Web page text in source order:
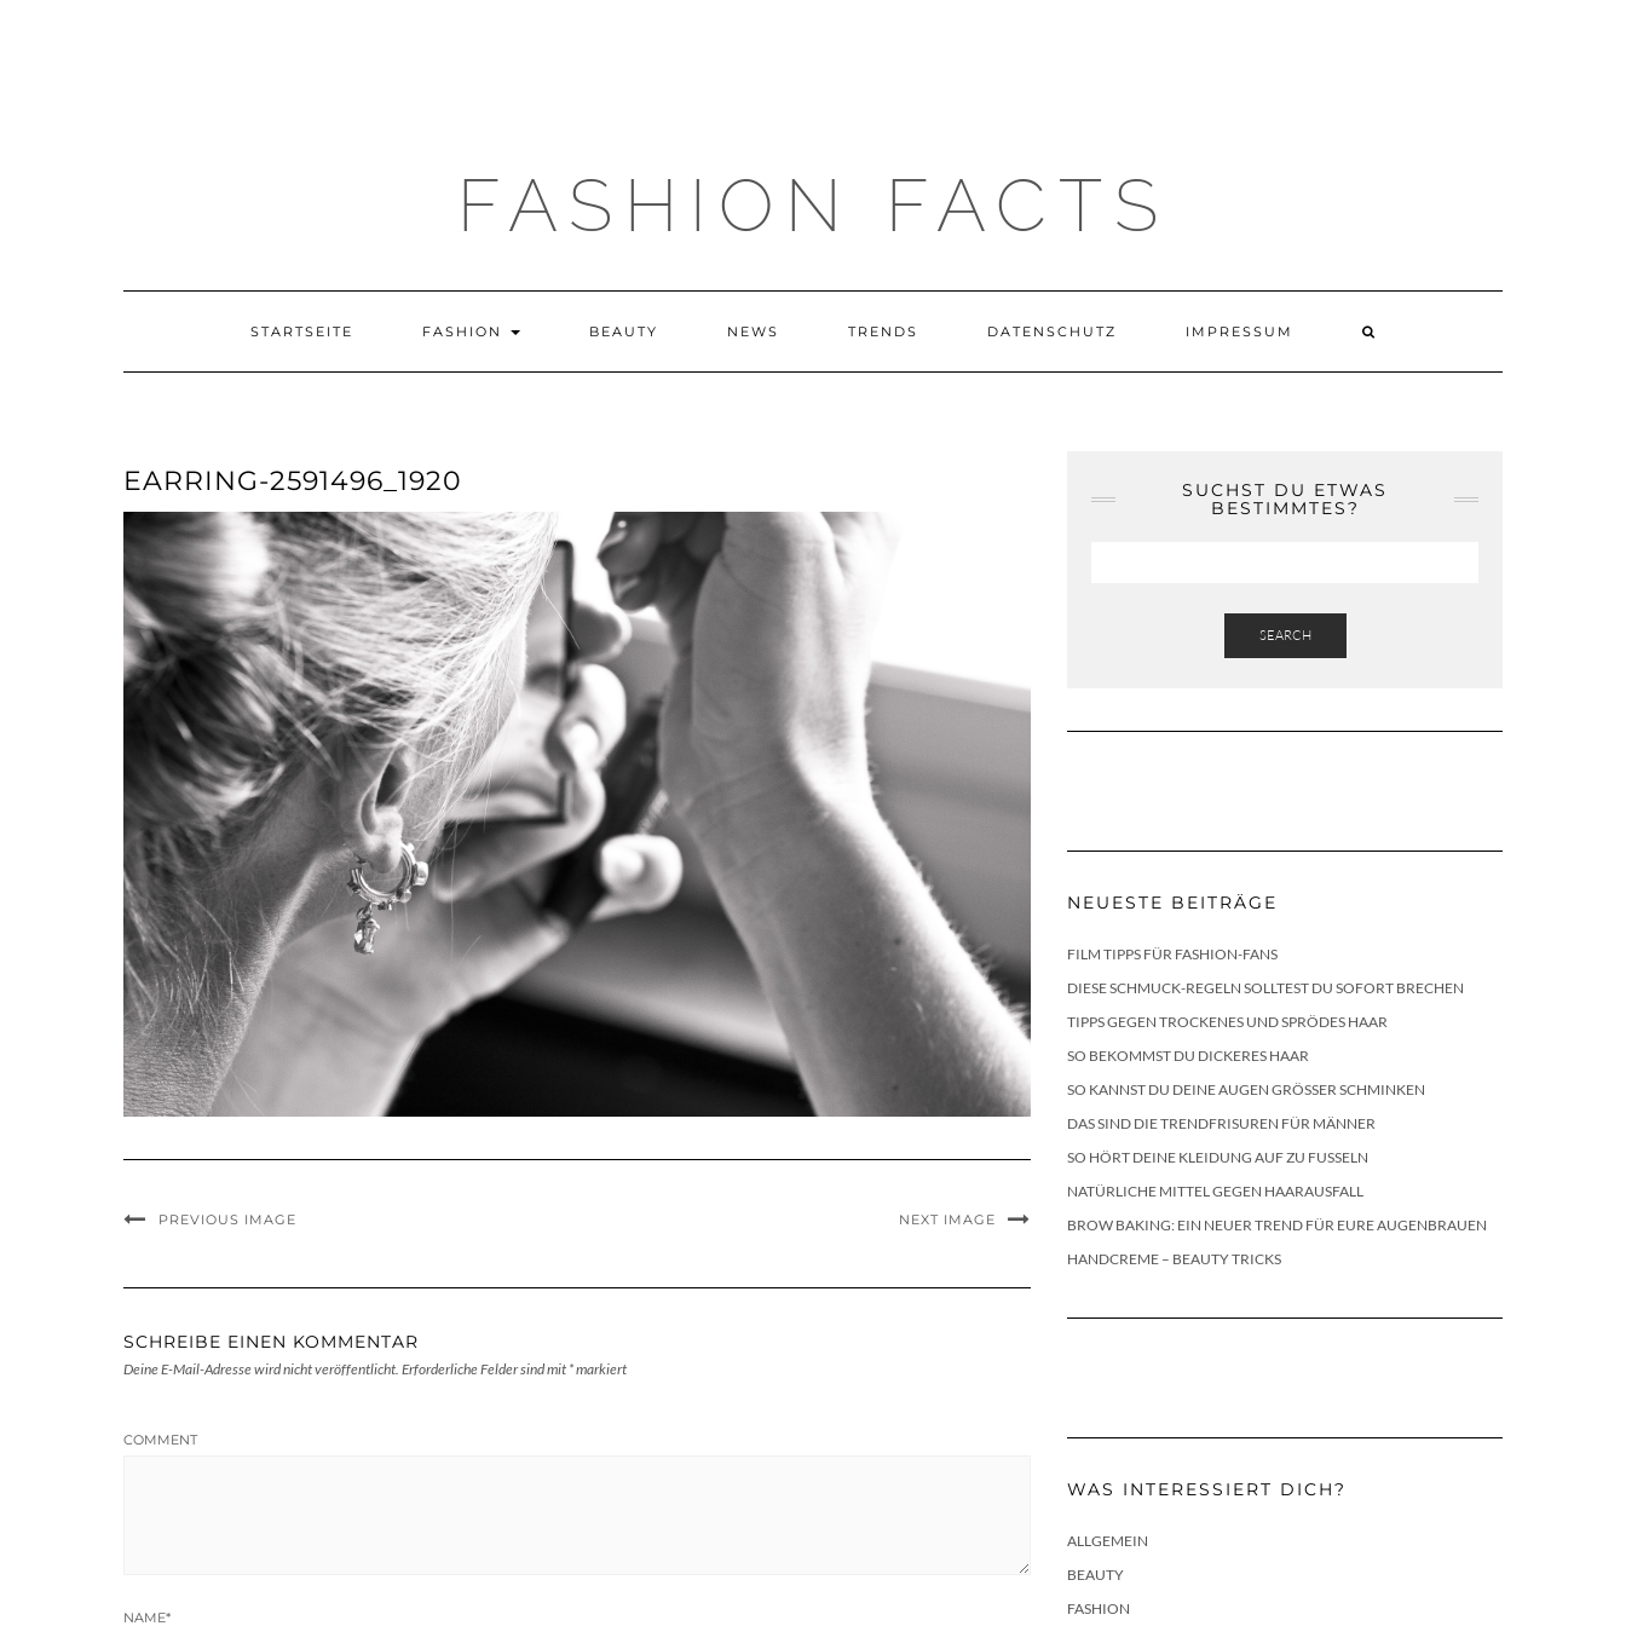
FASHION FACTS
STARTSEITE FASHION BEAUTY NEWS TRENDS DATENSCHUTZ IMPRESSUM
EARRING-2591496_1920
PREVIOUS IMAGE NEXT IMAGE
SCHREIBE EINEN KOMMENTAR
Deine E-Mail-Adresse wird nicht veröffentlicht. Erforderliche Felder sind mit *markiert
COMMENT
NAME*
SUCHST DU ETWAS
BESTIMMTES?
SEARCH
NEUESTE BEITRÄGE
FILM TIPPS FÜR FASHION-FANS
DIESE SCHMUCK-REGELN SOLLTEST DU SOFORT BRECHEN
TIPPS GEGEN TROCKENES UND SPRÖDES HAAR
SO BEKOMMST DU DICKERES HAAR
SO KANNST DU DEINE AUGEN GRÖSSER SCHMINKEN
DAS SIND DIE TRENDFRISUREN FÜR MÄNNER
SO HÖRT DEINE KLEIDUNG AUF ZU FUSSELN
NATÜRLICHE MITTEL GEGEN HAARAUSFALL
BROW BAKING: EIN NEUER TREND FÜR EURE AUGENBRAUEN
HANDCREME – BEAUTY TRICKS
WAS INTERESSIERT DICH?
ALLGEMEIN
BEAUTY
FASHION